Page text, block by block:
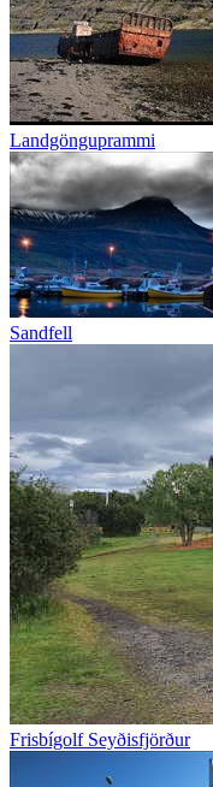
Landgönguprammi
Sandfell
Frisbígolf Seyðisfjörður